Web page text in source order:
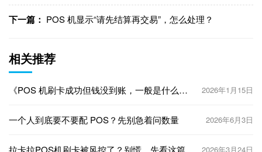
下一篇： POS 机显示“请先结算再交易”，怎么处理？
相关推荐
《POS 机刷卡成功但钱没到账，一般是什么原
2026年1月15日
一个人到底要不要配 POS？先别急着问数量 2026年6月3日
拉卡拉POS机刷卡被风控了？别慌，先看这篇 2026年3月24日